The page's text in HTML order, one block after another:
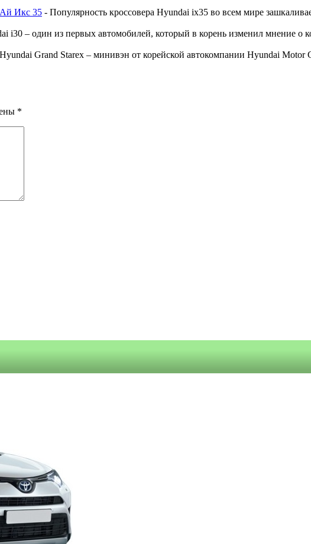
Ай Икс 35 - Популярность кроссовера Hyundai ix35 во всем мире
i30 – один из первых автомобилей, который в корень изменил мнение о
Hyundai Grand Starex – минивэн от корейской автокомпании Hyundai Motor
*